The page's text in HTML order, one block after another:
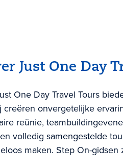
Just One Day
One Day Travel Tours
creëren onvergetelijke
reünie,
volledig samengestelde
maken. Step On-gidsen